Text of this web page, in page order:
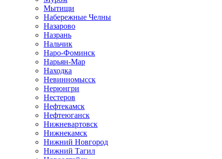
Мытищи
Набережные Челны
Назарово
Назрань
Нальчик
Наро-Фоминск
Нарьян-Мар
Находка
Невинномысск
Нерюнгри
Нестеров
Нефтекамск
Нефтеюганск
Нижневартовск
Нижнекамск
Нижний Новгород
Нижний Тагил